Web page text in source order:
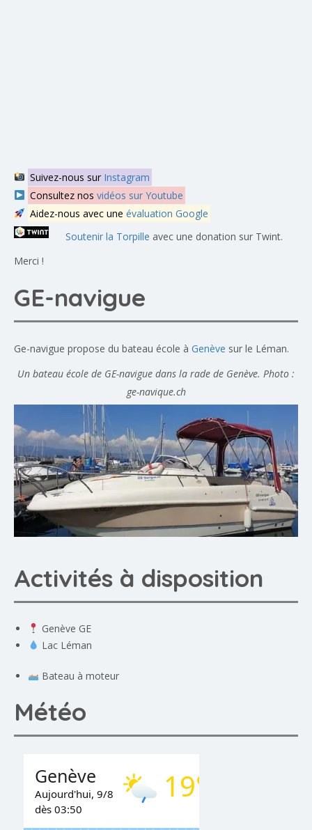
Suivez-nous sur Instagram
Consultez nos vidéos sur Youtube
Aidez-nous avec une évaluation Google
Soutenir la Torpille avec une donation sur Twint.
Merci !
GE-navigue
Ge-navigue propose du bateau école à Genève sur le Léman.
Un bateau école de GE-navigue dans la rade de Genève. Photo :
ge-navique.ch
Activités à disposition
Genève GE
Lac Léman
Bateau à moteur
Météo